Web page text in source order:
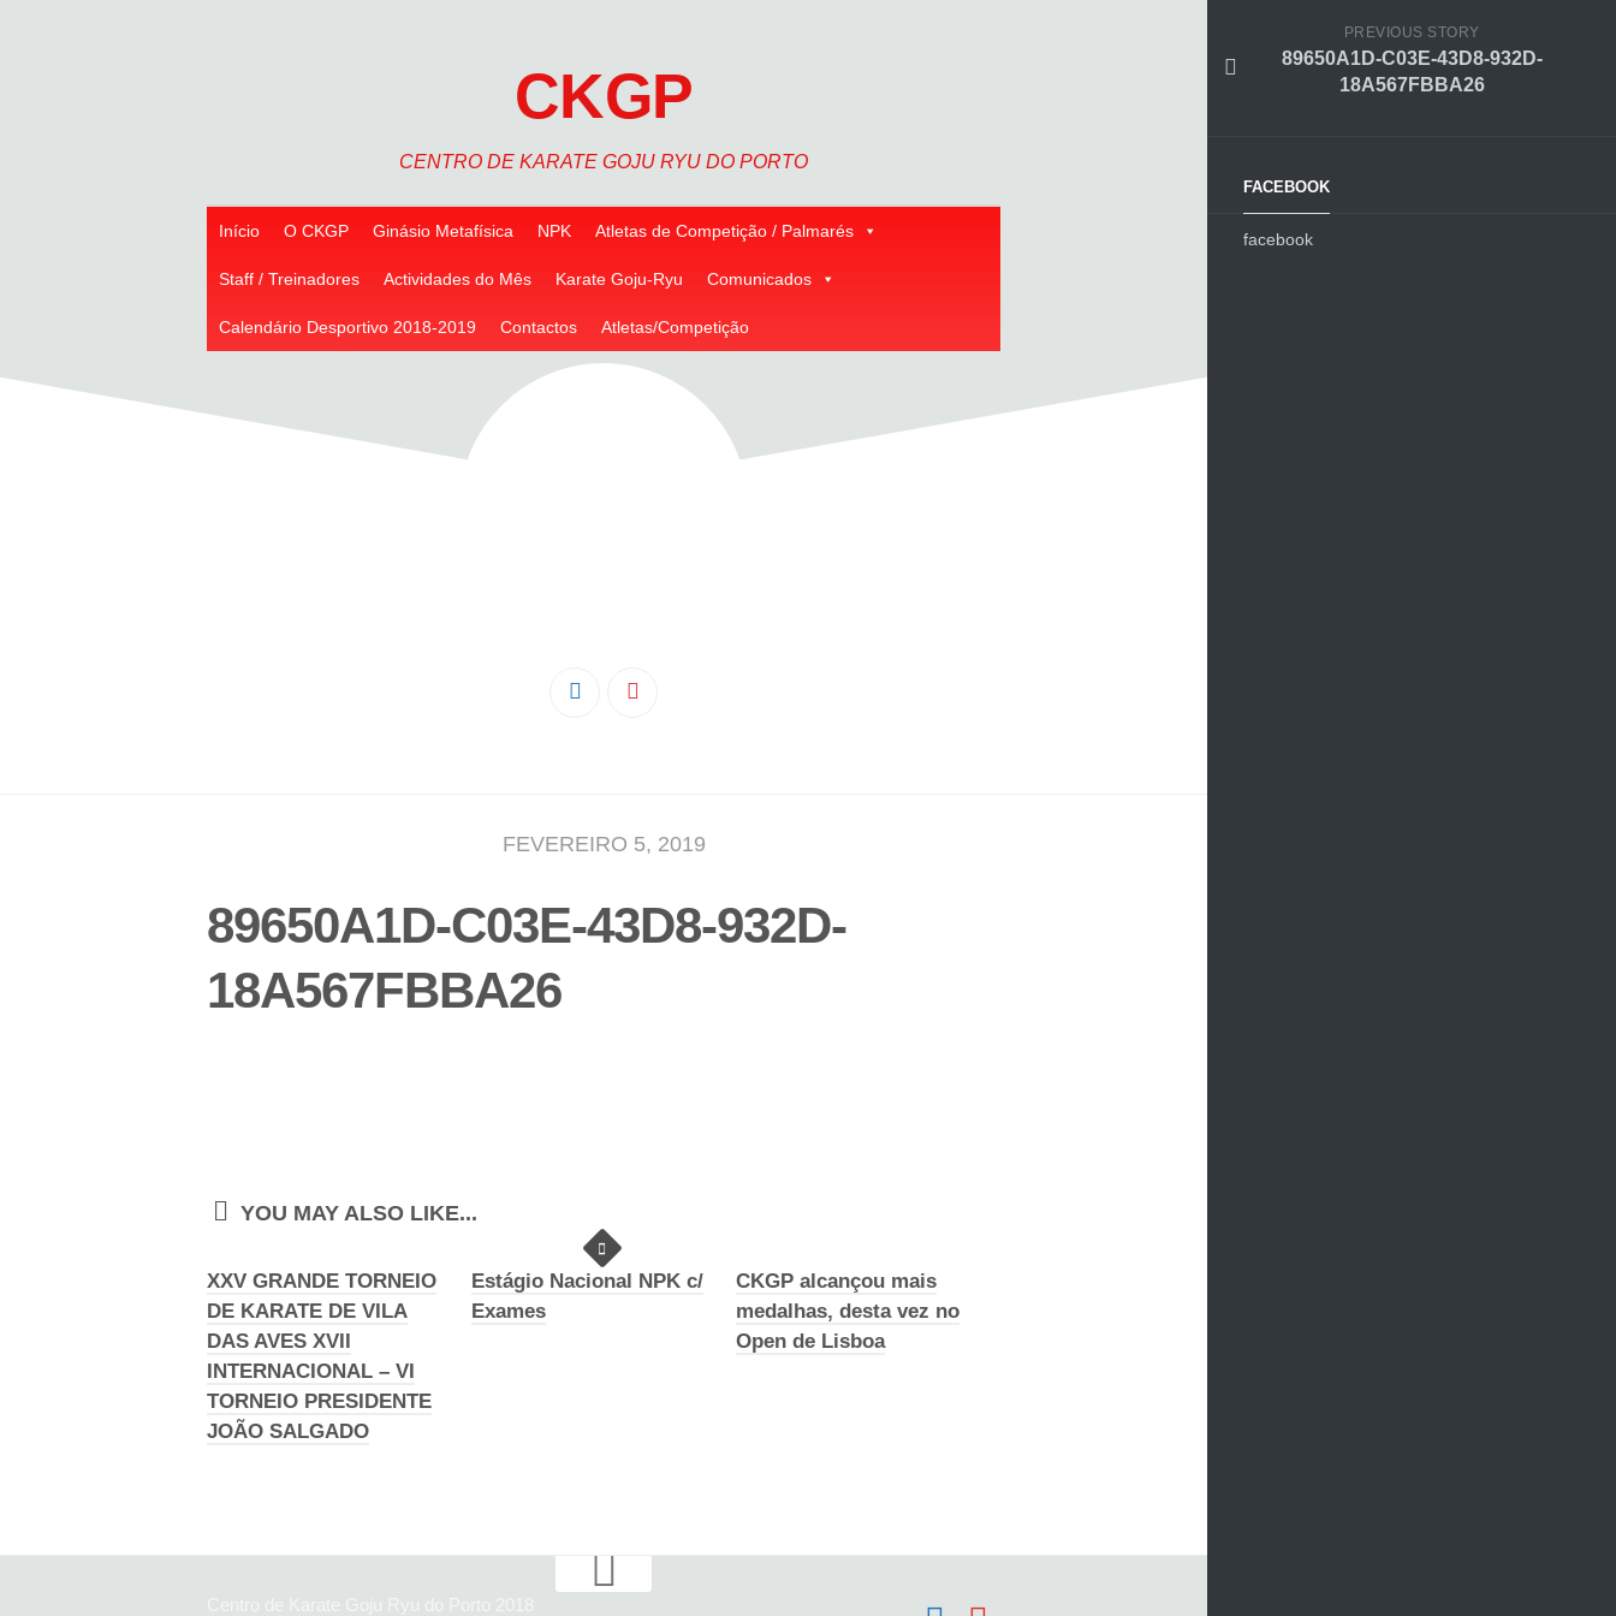
CKGP
CENTRO DE KARATE GOJU RYU DO PORTO
Início O CKGP Ginásio Metafísica NPK Atletas de Competição / Palmarés
Staff / Treinadores Actividades do Mês Karate Goju-Ryu Comunicados
Calendário Desportivo 2018-2019 Contactos Atletas/Competição
FEVEREIRO 5, 2019
89650A1D-C03E-43D8-932D-
18A567FBBA26
YOU MAY ALSO LIKE...
XXV GRANDE TORNEIO
DE KARATE DE VILA
DAS AVES XVII
INTERNACIONAL – VI
TORNEIO PRESIDENTE
JOÃO SALGADO
Estágio Nacional NPK c/
Exames
CKGP alcançou mais
medalhas, desta vez no
Open de Lisboa
PREVIOUS STORY
89650A1D-C03E-43D8-932D-
18A567FBBA26
FACEBOOK
facebook